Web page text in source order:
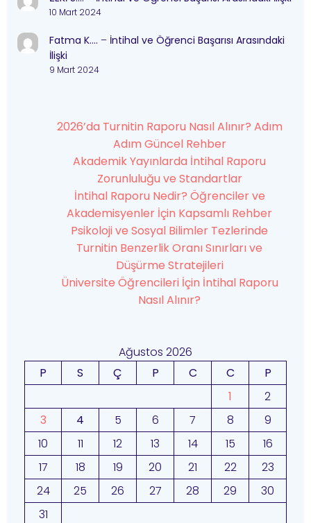
10 Mart 2024
Fatma K…. – İntihal ve Öğrenci Başarısı Arasındaki
İlişki
9 Mart 2024
2026’da Turnitin Raporu Nasıl Alınır? Adım
Adım Güncel Rehber
Akademik Yayınlarda İntihal Raporu
Zorunluluğu ve Standartlar
İntihal Raporu Nedir? Öğrenciler ve
Akademisyenler İçin Kapsamlı Rehber
Psikoloji ve Sosyal Bilimler Tezlerinde
Turnitin Benzerlik Oranı Sınırları ve
Düşürme Stratejileri
Üniversite Öğrencileri İçin İntihal Raporu
Nasıl Alınır?
Ağustos 2026
P
S Ç P C C
P
1
2
3
4 5 6 7 8
9
10
11 12 13 14 15
16
17
18 19 20 21 22
23
24
25 26 27 28 29
30
31